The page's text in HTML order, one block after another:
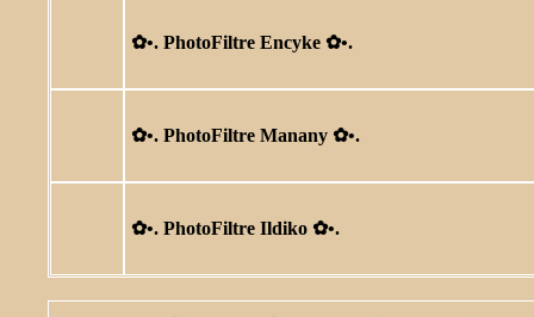
✿ •. PhotoFiltre Encyke ✿ •.
✿ •. PhotoFiltre Manany ✿ •.
✿ •. PhotoFiltre Ildiko ✿ •.